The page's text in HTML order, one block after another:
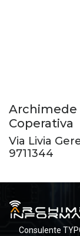
Archimede
Coperativa
Via Livia
9711344
Consulente